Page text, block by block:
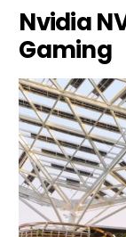
Nvidia
Gaming